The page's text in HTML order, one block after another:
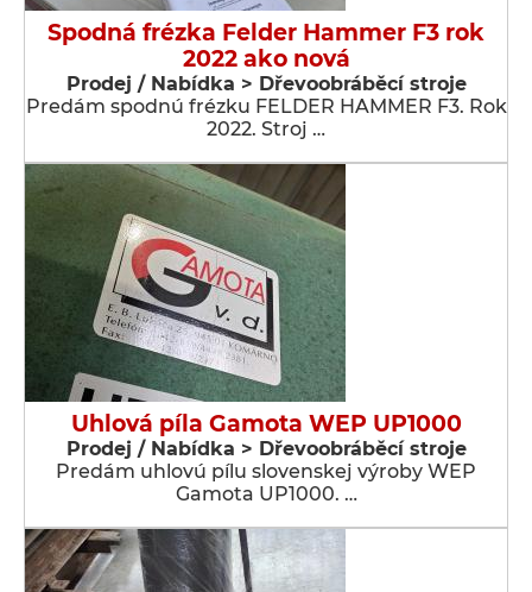
Spodná frézka Felder Hammer F3 rok
2022 ako nová
Prodej / Nabídka > Dřevoobráběcí stroje
Predám spodnú frézku FELDER HAMMER F3. Rok
2022. Stroj …
Uhlová píla Gamota WEP UP1000
Prodej / Nabídka > Dřevoobráběcí stroje
Predám uhlovú pílu slovenskej výroby WEP
Gamota UP1000. …